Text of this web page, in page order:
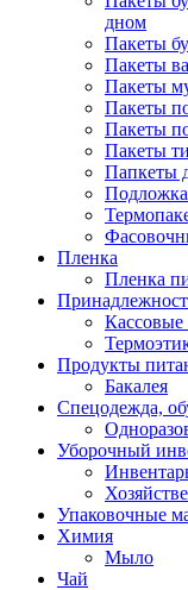
дном
Пакеты
Пакеты
Пакеты
Пакеты
Пакеты
Пакеты
Папкеты
Пленка
Пленка
Кассовые
Продукты
Бакалея
Спецодежда,
Уборочный
Упаковочные
Химия
Мыло
Чай